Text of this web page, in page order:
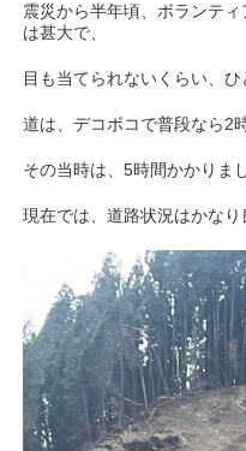
震災から半年頃、ボランテ
は甚大で、
目も当てられないくらい、ひ
道は、デコボコで普段なら2
その当時は、5時間かかりま
現在では、道路状況はかなり